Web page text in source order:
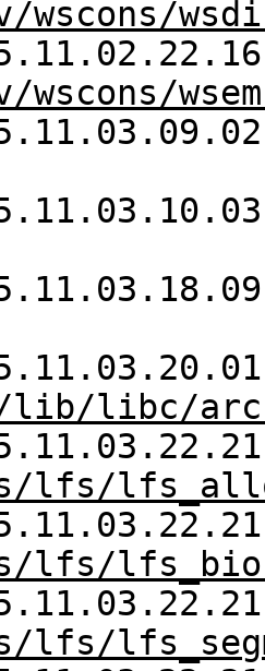
wscons/
wscons/
lib/libc/
lfs/
lfs/
lfs/